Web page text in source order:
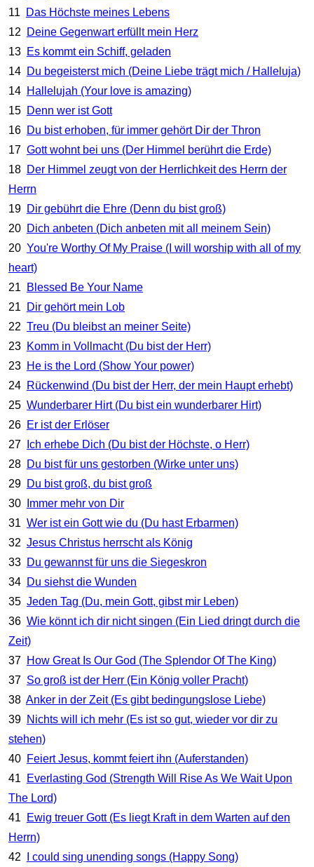
11
Das Höchste meines Lebens
12
Deine Gegenwart erfüllt mein Herz
13 Es kommt ein Schiff, geladen
14 Du begeisterst mich (Deine Liebe trägt mich / Halleluja)
14 Hallelujah (Your love is amazing)
15 Denn wer ist Gott
16 Du bist erhoben, für immer gehört Dir der Thron
17 Gott wohnt bei uns (Der Himmel berührt die Erde)
18 Der Himmel zeugt von der Herrlichkeit des Herrn der
Herrn
19 Dir gebührt die Ehre (Denn du bist groß)
20 Dich anbeten (Dich anbeten mit all meinem Sein)
20 You're Worthy Of My Praise (I will worship with all of my
heart)
21
Blessed Be Your Name
21
Dir gehört mein Lob
22 Treu (Du bleibst an meiner Seite)
23 Komm in Vollmacht (Du bist der Herr)
23 He is the Lord (Show Your power)
24 Rückenwind (Du bist der Herr, der mein Haupt erhebt)
25 Wunderbarer Hirt (Du bist ein wunderbarer Hirt)
26 Er ist der Erlöser
27
Ich erhebe Dich (Du bist der Höchste, o Herr)
28 Du bist für uns gestorben (Wirke unter uns)
29 Du bist groß, du bist groß
30
Immer mehr von Dir
31 Wer ist ein Gott wie du (Du hast Erbarmen)
32 Jesus Christus herrscht als König
33 Du gewannst für uns die Siegeskron
34 Du siehst die Wunden
35 Jeden Tag (Du, mein Gott, gibst mir Leben)
36 Wie könnt ich dir nicht singen (Ein Lied dringt durch die
Zeit)
37 How Great Is Our God (The Splendor Of The King)
37 So groß ist der Herr (Ein König voller Pracht)
38 Anker in der Zeit (Es gibt bedingungslose Liebe)
39 Nichts will ich mehr (Es ist so gut, wieder vor dir zu
stehen)
40 Feiert Jesus, kommt feiert ihn (Auferstanden)
41
Everlasting God (Strength Will Rise As We Wait Upon
The Lord)
41
Ewig treuer Gott (Es liegt Kraft in dem Warten auf den
Herrn)
42
I could sing unending songs (Happy Song)